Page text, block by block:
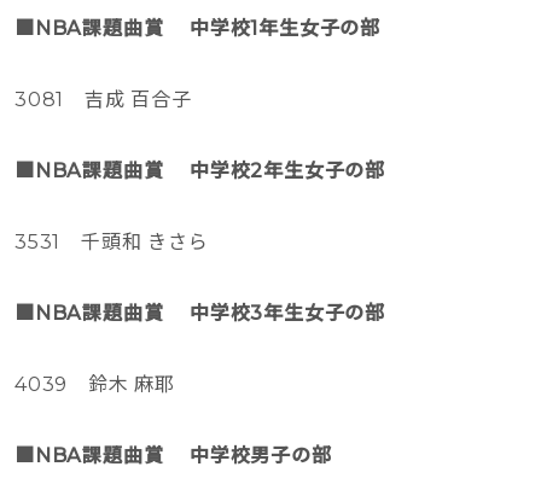
■NBA課題曲賞 中学校1年生女子の部
3081 吉成 百合子
■NBA課題曲賞 中学校2年生女子の部
3531 千頭和 きさら
■NBA課題曲賞 中学校3年生女子の部
4039 鈴木 麻耶
■NBA課題曲賞 中学校男子の部